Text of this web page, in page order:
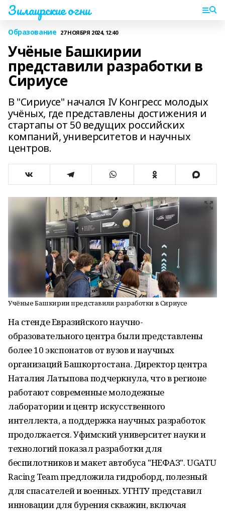
Зилаирские огни
Образование 27 НОЯБРЯ 2024, 12:40
Учёные Башкирии
представили разработки в
Сириусе
В "Сириусе" начался IV Конгресс молодых
учёных, где представлены достижения и
стартапы от 50 ведущих российских
компаний, университетов и научных
центров.
Учёные Башкирии представили разработки в Сириусе
На стенде Евразийского научно-
образовательного центра были представлены
более 10 экспонатов от вузов и научных
организаций Башкортостана. Директор центра
Наталия Латыпова подчеркнула, что в регионе
работают современные молодежные
лаборатории и центр искусственного
интеллекта, а поддержка научных разработок
продолжается. Уфимский университет науки и
технологий показал разработки для
беспилотников и макет автобуса "НЕФАЗ". UGATU
Racing Team предложила гидроборд, полезный
для спасателей и военных. УГНТУ представил
инновации для бурения скважин, включая